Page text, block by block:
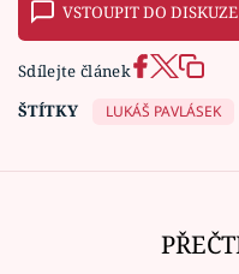
VSTOUPIT DO DISKUZE
Sdílejte článek
ŠTÍTKY
LUKÁŠ PAVLÁSEK